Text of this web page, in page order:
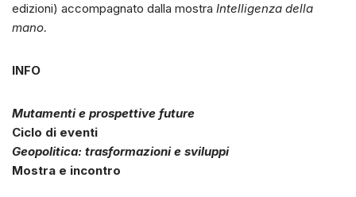
edizioni) accompagnato dalla mostra Intelligenza della
mano.
INFO
Mutamenti e prospettive future
Ciclo di eventi
Geopolitica: trasformazioni e sviluppi
Mostra e incontro